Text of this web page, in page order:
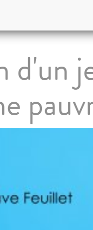
d'un